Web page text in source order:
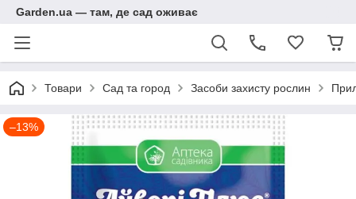
Garden.ua — там, де сад оживає
Товари Сад та город Засоби захисту рослин
–13%